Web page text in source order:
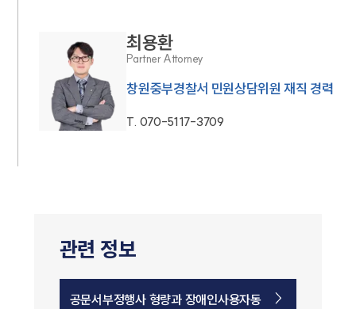
최용환
Partner Attorney
창원중부경찰서 민원상담위원 재직 경력
T. 070-5117-3709
관련 정보
공문서부정행사 형량과 장애인사용자동